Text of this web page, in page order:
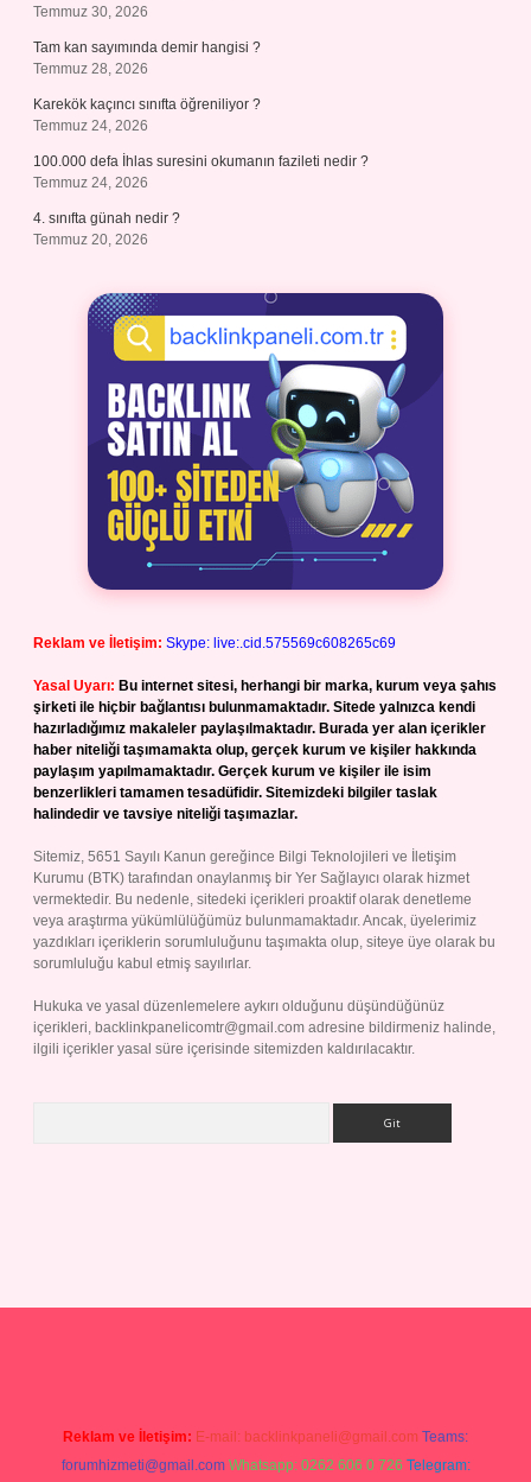
Temmuz 30, 2026
Tam kan sayımında demir hangisi ?
Temmuz 28, 2026
Karekök kaçıncı sınıfta öğreniliyor ?
Temmuz 24, 2026
100.000 defa İhlas suresini okumanın fazileti nedir ?
Temmuz 24, 2026
4. sınıfta günah nedir ?
Temmuz 20, 2026
Reklam ve İletişim: Skype: live:.cid.575569c608265c69
Yasal Uyarı: Bu internet sitesi, herhangi bir marka, kurum veya şahıs
şirketi ile hiçbir bağlantısı bulunmamaktadır. Sitede yalnızca kendi
hazırladığımız makaleler paylaşılmaktadır. Burada yer alan içerikler
haber niteliği taşımamakta olup, gerçek kurum ve kişiler hakkında
paylaşım yapılmamaktadır. Gerçek kurum ve kişiler ile isim
benzerlikleri tamamen tesadüfidir. Sitemizdeki bilgiler taslak
halindedir ve tavsiye niteliği taşımazlar.
Sitemiz, 5651 Sayılı Kanun gereğince Bilgi Teknolojileri ve İletişim
Kurumu (BTK) tarafından onaylanmış bir Yer Sağlayıcı olarak hizmet
vermektedir. Bu nedenle, sitedeki içerikleri proaktif olarak denetleme
veya araştırma yükümlülüğümüz bulunmamaktadır. Ancak, üyelerimiz
yazdıkları içeriklerin sorumluluğunu taşımakta olup, siteye üye olarak bu
sorumluluğu kabul etmiş sayılırlar.
Hukuka ve yasal düzenlemelere aykırı olduğunu düşündüğünüz
içerikleri, backlinkpanelicomtr@gmail.com adresine bildirmeniz halinde,
ilgili içerikler yasal süre içerisinde sitemizden kaldırılacaktır.
Reklam ve İletişim: E-mail: backlinkpaneli@gmail.com Teams:
forumhizmeti@gmail.com Whatsapp: 0262 606 0 726 Telegram: